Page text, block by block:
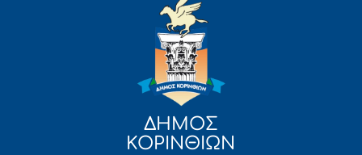
ΔΗΜΟΣ
ΚΟΡΙΝΘΙΩΝ